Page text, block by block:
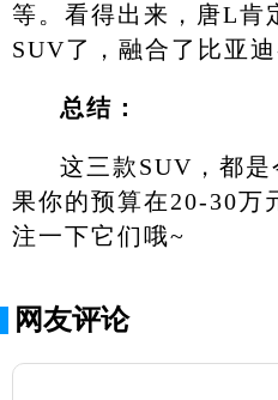
等。看得出来，唐L肯
SUV了，融合了比亚
总结：
这三款SUV，都
果你的预算在20-30万
注一下它们哦~
网友评论